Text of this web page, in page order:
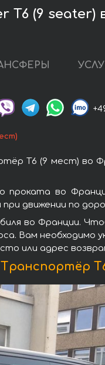
T6 (9 seater)
T6 (9 мест) во
во
движении по
во Франции.
Вам
или адрес